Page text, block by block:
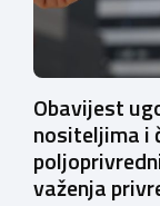
Obavijest
nositeljima i
važenja